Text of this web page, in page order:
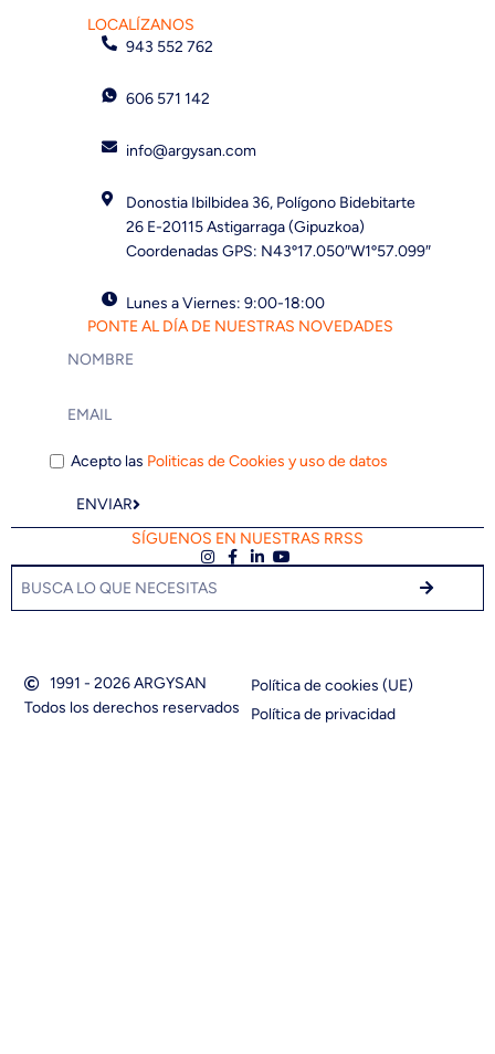
LOCALÍZANOS
943 552 762
606 571 142
info@argysan.com
Donostia Ibilbidea 36, Polígono Bidebitarte
26 E-20115 Astigarraga (Gipuzkoa)
Coordenadas GPS: N43º17.050″W1º57.099″
Lunes a Viernes: 9:00-18:00
PONTE AL DÍA DE NUESTRAS NOVEDADES
Acepto las Politicas de Cookies y uso de datos
ENVIAR
SÍGUENOS EN NUESTRAS RRSS
1991 - 2026 ARGYSAN
Todos los derechos reservados
Política de cookies (UE)
Política de privacidad